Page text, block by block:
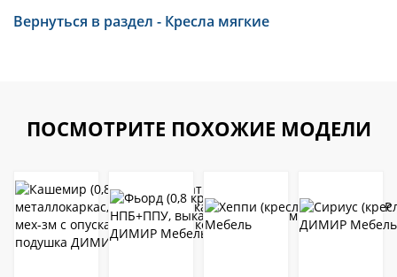
Вернуться в раздел - Кресла мягкие
ПОСМОТРИТЕ ПОХОЖИЕ МОДЕЛИ